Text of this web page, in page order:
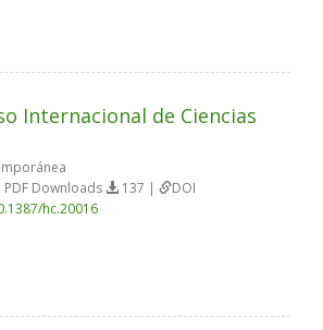
Internacional de Ciencias
Downloads 137 |
DOI
hc.20016